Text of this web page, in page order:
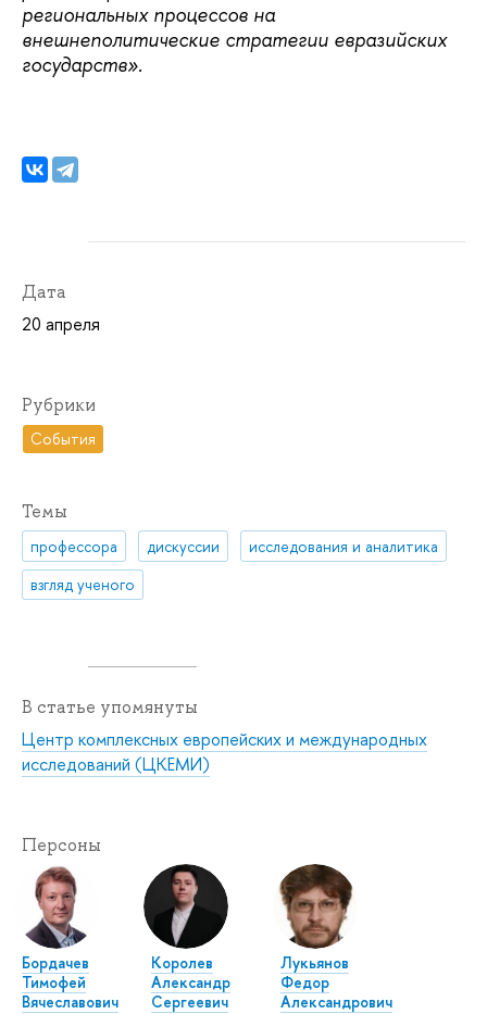
региональных процессов на
внешнеполитические стратегии евразийских
государств».
Дата
20 апреля
Рубрики
События
Темы
профессора дискуссии
исследования и аналитика
взгляд ученого
В статье упомянуты
Центр комплексных европейских и международных
исследований (ЦКЕМИ)
Персоны
Бордачев
Тимофей
Вячеславович
Королев
Александр
Сергеевич
Лукьянов
Федор
Александрович